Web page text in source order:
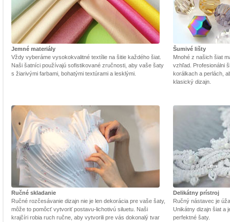
Jemné materiály
Vždy vyberáme vysokokvalitné textílie na šitie každého šiat.
Naši šatníci používajú sofistikované zručnosti, aby vaše šaty
s žiarivými farbami, bohatými textúrami a lesklými.
Šumivé lišty
Mnohé z našich šiat
vzhľad. Profesionálni
korálkach a perlách,
klasický dizajn.
Ručné skladanie
Ručné rozčesávanie dizajn nie je len dekorácia pre vaše šaty,
môže to pomôcť vytvoriť postavu-lichotivú siluetu. Naši
krajčíri robia ruch ručne, aby vytvorili pre vás dokonalý tvar
Delikátny prístroj
Ručný nástavec je
Unikátny dizajn šiat a
perfektné šaty.